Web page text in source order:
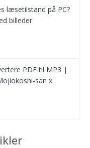
læsetilstand på PC?
billeder
PDF til MP3 |
san x